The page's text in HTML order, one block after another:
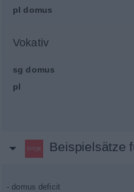
pl domus
Vokativ
sg domus
pl
Beispielsätze
domus deficit